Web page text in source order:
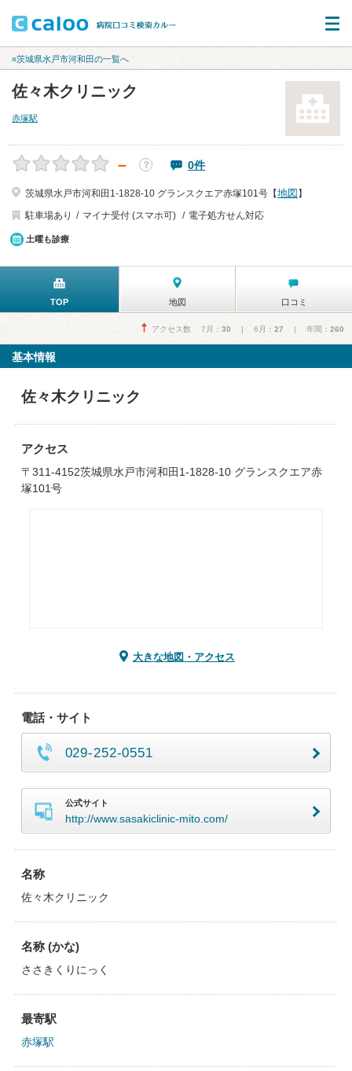
«茨城県水戸市河和田の一覧へ
佐々木クリニック
赤塚駅
－ ？ 0件
茨城県水戸市河和田1-1828-10 グランスクエア赤塚101号【地図 】
駐車場あり
マイナ受付 (スマホ可) 電子処方せん対応
土曜も診療
TOP 地図 口コミ
アクセス数 7月： 30 | 6月： 27 | 年間： 260
基本情報
佐々木クリニック
アクセス
〒311-4152茨城県水戸市河和田1-1828-10 グランスクエア赤
塚101号
大きな地図・アクセス
電話・サイト
029-252-0551
公式サイト
http://www.sasakiclinic-mito.com/
名称
佐々木クリニック
名称 (かな)
ささきくりにっく
最寄駅
赤塚駅